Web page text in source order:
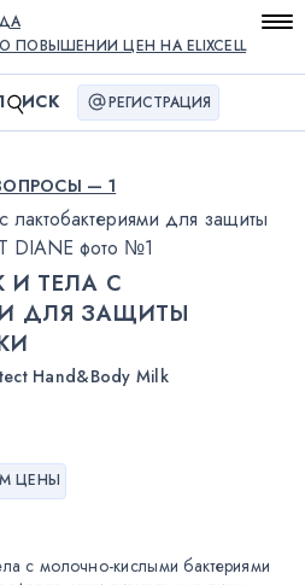
ЦЕН НА ELIXCELL
ИСК РЕГИСТРАЦИЯ
— 1
И ТЕЛА С
ДЛЯ ЗАЩИТЫ
Hand&Body Milk
ЦЕНЫ
с молочно-кислыми бактериями